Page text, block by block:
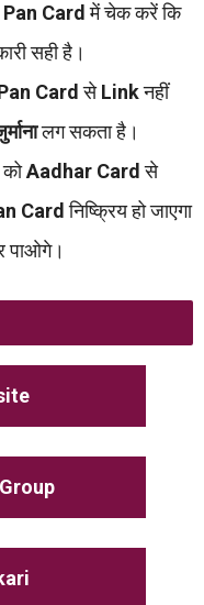
Pan Card में चेक करें कि
सही है।
CardसेLinkनहीं
लग सकता है।
कोAadhar Cardसे
Cardनिष्क्रिय हो जाएगा
पाओगे।